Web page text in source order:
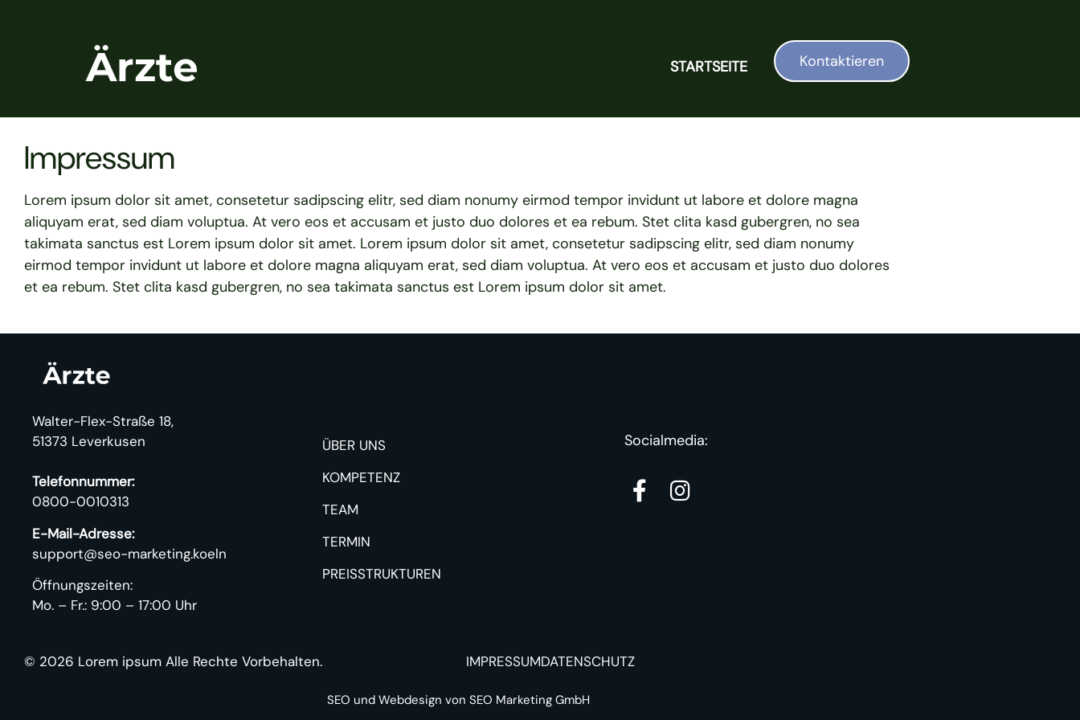
STARTSEITE Kontaktieren
Impressum
Lorem ipsum dolor sit amet, consetetur sadipscing elitr, sed diam nonumy eirmod tempor invidunt ut labore et dolore magna
aliquyam erat, sed diam voluptua. At vero eos et accusam et justo duo dolores et ea rebum. Stet clita kasd gubergren, no sea
takimata sanctus est Lorem ipsum dolor sit amet. Lorem ipsum dolor sit amet, consetetur sadipscing elitr, sed diam nonumy
eirmod tempor invidunt ut labore et dolore magna aliquyam erat, sed diam voluptua. At vero eos et accusam et justo duo dolores
et ea rebum. Stet clita kasd gubergren, no sea takimata sanctus est Lorem ipsum dolor sit amet.
Walter-Flex-Straße 18,
51373 Leverkusen
Telefonnummer:
0800-0010313
E-Mail-Adresse:
support@seo-marketing.koeln
Öffnungszeiten:
Mo. – Fr.: 9:00 – 17:00 Uhr
ÜBER UNS
KOMPETENZ
TEAM
TERMIN
PREISSTRUKTUREN
Socialmedia:
© 2026 Lorem ipsum Alle Rechte Vorbehalten. IMPRESSUMDATENSCHUTZ
SEO und Webdesign von SEO Marketing GmbH